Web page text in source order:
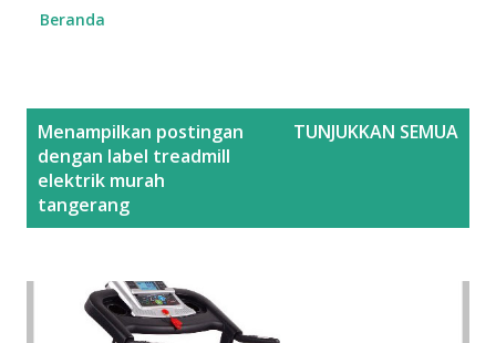
Beranda
Menampilkan postingan
dengan label treadmill
elektrik murah
tangerang
TUNJUKKAN SEMUA